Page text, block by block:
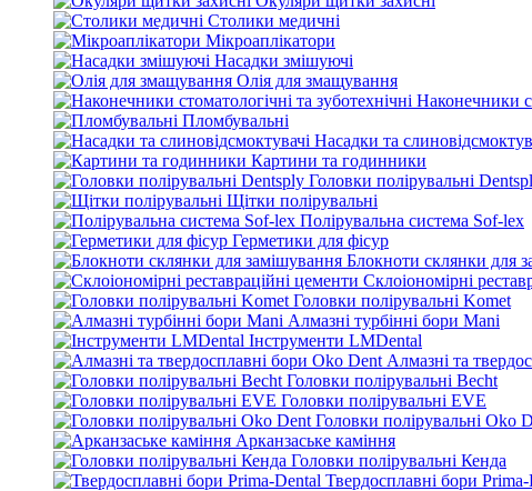
Столики медичні
Мікроаплікатори
Насадки змішуючі
Олія для змащування
Наконечники
Пломбувальні
Насадки та
Картини та годинники
Головки полірувальні
Щітки полірувальні
Полірувальна система Sof-lex
Герметики для фісур
Блокноти склянки для
Склоіономірні
Головки полірувальні Komet
Алмазні турбінні бори Mani
Інструменти LMDental
Алмазні та
Головки полірувальні Becht
Головки полірувальні EVE
Головки полірувальні Oko
Арканзаське каміння
Головки полірувальні Кенда
Твердосплавні бори